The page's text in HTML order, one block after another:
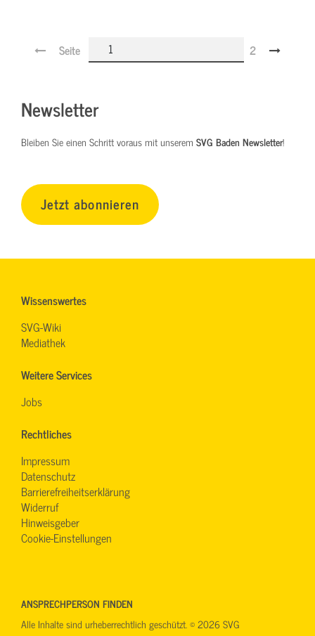
Seite 2
Newsletter
Bleiben Sie einen Schritt voraus mit unserem SVG Baden Newsletter!
Jetzt abonnieren
Wissenswertes
SVG-Wiki
Mediathek
Weitere Services
Jobs
Rechtliches
Impressum
Datenschutz
Barrierefreiheitserklärung
Widerruf
Hinweisgeber
Cookie-Einstellungen
ANSPRECHPERSON FINDEN
Alle Inhalte sind urheberrechtlich geschützt. © 2026 SVG